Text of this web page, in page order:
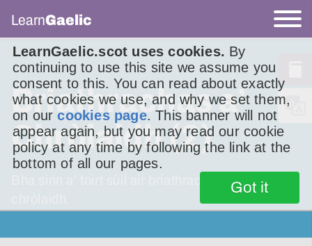
LearnGaelic.scot uses cookies. By
continuing to use this site we assume you
consent to this. You can read about exactly
what cookies we use, and why we set them,
on ourcookies page. This banner will not
appear again, but you may read our cookie
policy at any time by following the link at the
bottom of all our pages.
Got it
LearnGaelic
Briathrachas a’
Chròlaidh (2)
Bha sinn a’ toirt sùil air briathrachas Gàidhlig a’